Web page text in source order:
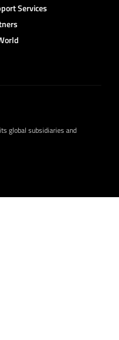
Services
global subsidiaries and